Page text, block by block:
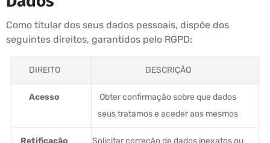
Como titular dos seus dados pessoais, dispõe dos
seguintes direitos, garantidos pelo RGPD:
DIREITO DESCRIÇÃO
Acesso
Obter confirmação sobre que dados
seus tratamos e aceder aos mesmos
Retificação Solicitar correção de dados inexatos ou